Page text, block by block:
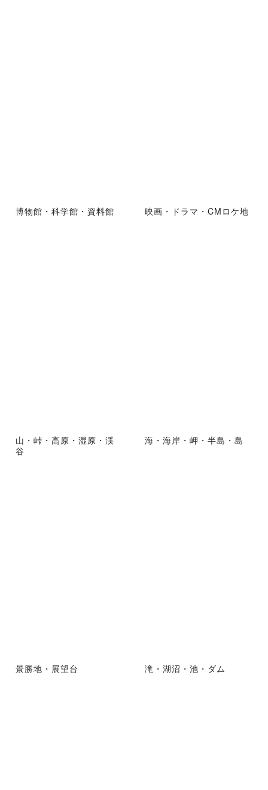
博物館・科学館・資料館 映画・ドラマ・CMロケ地
山・峠・高原・湿原・渓
谷
海・海岸・岬・半島・島
景勝地・展望台 滝・湖沼・池・ダム